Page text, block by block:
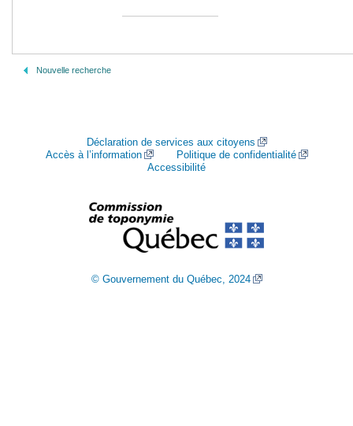
Nouvelle recherche
Déclaration de services aux citoyens
Accès à l’information
Politique de confidentialité
Accessibilité
© Gouvernement du Québec, 2024